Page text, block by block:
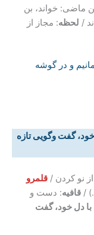
ماضی: خواند، بن
/ لحظه: مجاز از
و در گوشه
گفت وگویی تازه
نو کردن / قلمرو
/ قافیه: دست و
با دل خود، گفت